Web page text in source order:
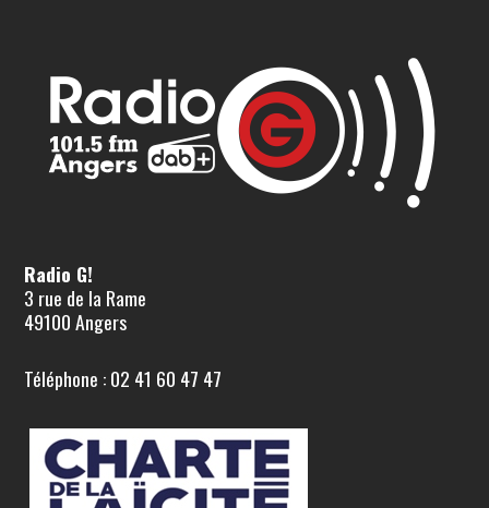
Radio G!
3 rue de la Rame
49100 Angers
Téléphone : 02 41 60 47 47